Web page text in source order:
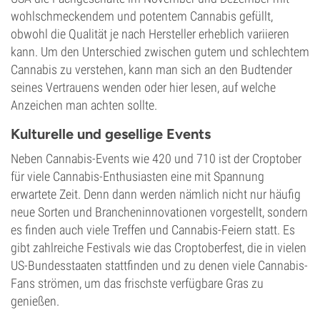
wohlschmeckendem und potentem Cannabis gefüllt,
obwohl die Qualität je nach Hersteller erheblich variieren
kann. Um den Unterschied zwischen gutem und schlechtem
Cannabis zu verstehen, kann man sich an den Budtender
seines Vertrauens wenden oder hier lesen, auf welche
Anzeichen man achten sollte.
Kulturelle und gesellige Events
Neben Cannabis-Events wie 420 und 710 ist der Croptober
für viele Cannabis-Enthusiasten eine mit Spannung
erwartete Zeit. Denn dann werden nämlich nicht nur häufig
neue Sorten und Brancheninnovationen vorgestellt, sondern
es finden auch viele Treffen und Cannabis-Feiern statt. Es
gibt zahlreiche Festivals wie das Croptoberfest, die in vielen
US-Bundesstaaten stattfinden und zu denen viele Cannabis-
Fans strömen, um das frischste verfügbare Gras zu
genießen.